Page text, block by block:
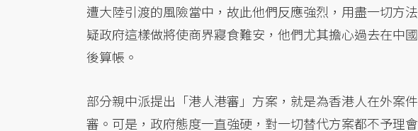
遭大陸引渡的風險當中，故此他們反應強烈，用盡一切方
疑政府這樣做將使商界寢食難安，他們尤其擔心過去在中
後算帳。
部分親中派提出「港人港審」方案，就是為香港人在外案
審。可是，政府態度一直強硬，對一切替代方案都不予理